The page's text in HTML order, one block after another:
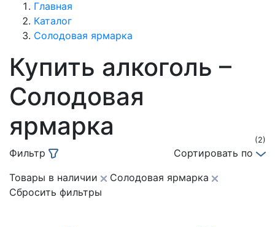
Главная
Каталог
Солодовая ярмарка
Купить алкоголь –
Солодовая
ярмарка
(2)
Фильтр
Сортировать по
Товары в наличии
Солодовая ярмарка
Сбросить фильтры